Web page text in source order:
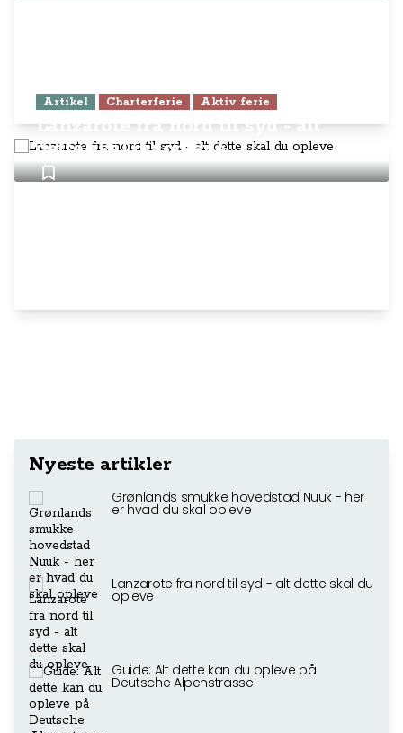
Artikel Charterferie Aktiv ferie
Lanzarote fra nord til syd - alt
dette skal du opleve
Nyeste artikler
Grønlands smukke hovedstad Nuuk - her
er hvad du skal opleve
Lanzarote fra nord til syd - alt dette skal du
opleve
Guide: Alt dette kan du opleve på
Deutsche Alpenstrasse